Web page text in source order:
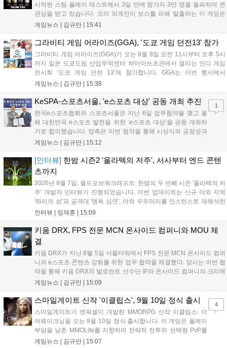
시작된 스팀 플레이 테스트에서 3일 만에 참가자 3만 명을 돌파하며 큰
관심을 받고 있습니다. 오리 외계인이 보스를 피해 탈출하는 이 게임은
최대 4인 협동을 지원하며, 소음 관리와 물리 법칙을 활용한 전략적 플레
을 개선 중이며, 상세 정보는 스팀 페이지에서 확인 가능합니다....
게임뉴스 | 김규만 15:41
그라비티 게임 어라이즈(GGA), '도쿄 게임 던전13' 참가
그라비티 게임 어라이즈(GGA)가 오는 8월 8일 오전 11시부터 오후 5시
까지 일본 도쿄도립 산업무역센터 하마마쓰초관에서 열리는 인디 게임
전시회 ‘도쿄 게임 던전 13’에 참가합니다. GGA는 이번 행사에서
‘JALECO ARCADE COLLECTION’ 시리즈의 미공개 작품 12종을 최초
입니다. 시연 참여 관람객에게는 선착순으로 특별 굿즈를 증정하며, 인
디 게임 생태계 활성화와 신규 타이틀 반응 확인을 목표로 합니다....
게임뉴스 | 김규만 15:38
KeSPA-스포츠서울, 'e스포츠 대상' 공동 개최 추진
한국e스포츠협회와 스포츠서울은 지난 6일 업무협약을 맺고 올
해 대한민국 e스포츠 발전을 위한 ‘e스포츠 대상’을 공동 개최하
기로 합의했습니다. 양측은 이번 협약을 통해 시상식의 공정성과
전문성을 강화하고 MZ세대를 겨냥한 미디어 영향력을 확대해 e
김영만 회장은 10년 만에 재추진되는 이번 시상식이 e스포츠의
성과와 가치를 널리 알리는 권위 있는 행사가 되도록 노력하겠다
고 밝혔습니다....
게임뉴스 | 김규만 15:12
1
[인터뷰] 한밤 시즌2 '울라텍의 저주', 서사부터 엔드 콘텐
츠까지
2026년 8월 7일, 월드오브워크래프트: 한밤의 두 번째 시즌 '울라텍의 저
주' 개발자 인터뷰가 진행되었습니다. 이번 업데이트는 신규 야외 지역
'똬리의 섬'과 공격대 '맹독 심연', 야외 우두머리를 인스턴스로 재해석한
'소굴'을 포함합니다. 개발진은 하우징 시스템 개선 및 신화+ 던전 로테이
를 표했습니다....
인터뷰 | 정재훈 15:09
키움 DRX, FPS 전문 MCN 온사이드 컴퍼니와 MOU 체
결
키움 DRX가 지난 8월 5일 서울타워에서 FPS 전문 MCN 온사이드 컴퍼
니와 e스포츠 콘텐츠 강화를 위한 업무 협약을 체결했다. 양사는 이번 협
약을 통해 키움 DRX의 발로란트 선수단 IP와 온사이드 컴퍼니의 크리에
이터 네트워크를 결합하여 정규 및 특별 콘텐츠를 공동 기획한다. 또한
오프라인 연계 프로그램을 순차적으로 선보이며 e스포츠 생태계 확장에
나설 계획이다....
게임뉴스 | 김규만 15:09
스마일게이트 신작 '이클립스', 9월 10일 정식 출시
스마일게이트가 엔픽셀이 개발한 MMORPG 신작 이클립스: 더
어웨이크닝을 오는 9월 10일 정식 출시합니다. 이 게임은 플레이
부담을 낮춘 MMOLite를 지향하며 전략적 전투와 선택형 PvP를
특징으로 합니다. 현재 공식 홈페이지와 앱 마켓에서 사전등록을
게임뉴스 | 김규만 15:07
4